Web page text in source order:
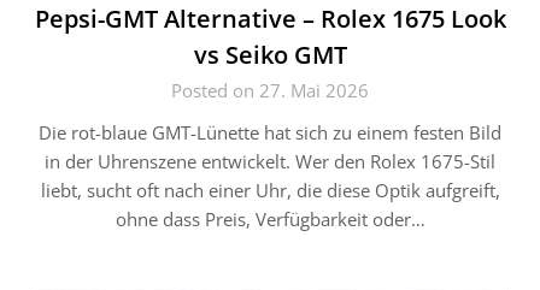
Pepsi-GMT Alternative – Rolex 1675 Look
vs Seiko GMT
Posted on 27. Mai 2026
Die rot-blaue GMT-Lünette hat sich zu einem festen Bild
in der Uhrenszene entwickelt. Wer den Rolex 1675-Stil
liebt, sucht oft nach einer Uhr, die diese Optik aufgreift,
ohne dass Preis, Verfügbarkeit oder…